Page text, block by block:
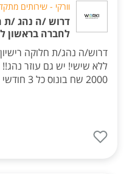
וורקי - שירותים
דרוש /ה נהג /ת
לחברה בראשון
דרוש/ה נהג/ת חלוקה
2000 שח בונוס כל 3 חודשי עב...